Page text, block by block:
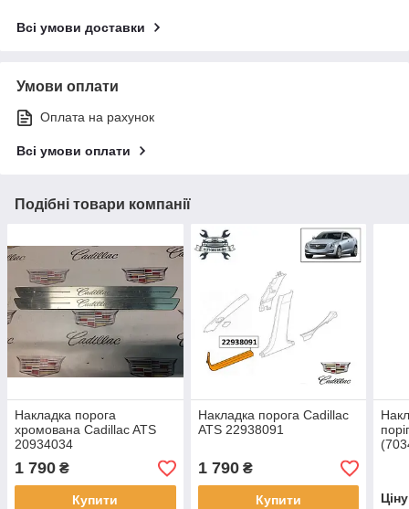
Всі умови доставки
Умови оплати
Оплата на рахунок
Всі умови оплати
Подібні товари компанії
Накладка порога
хромована Cadillac ATS
20934034
1 790 ₴
Купити
Накладка порога Cadillac
ATS 22938091
1 790₴
Купити